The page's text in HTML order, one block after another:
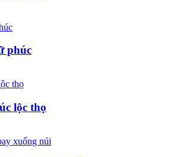
phúc
lộc thọ